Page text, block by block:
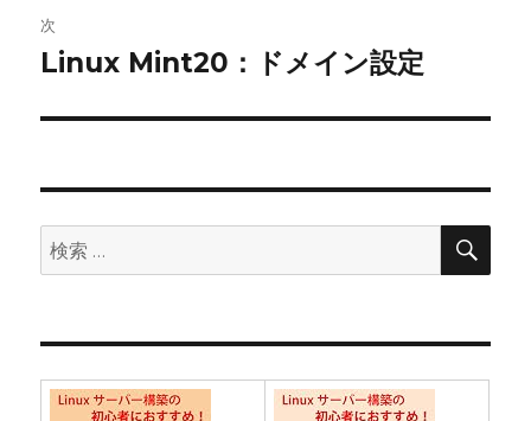
ビ
ゲ
ー
ン
稿:
次
投
Linux Mint20：ドメイン設定
検
索:
検